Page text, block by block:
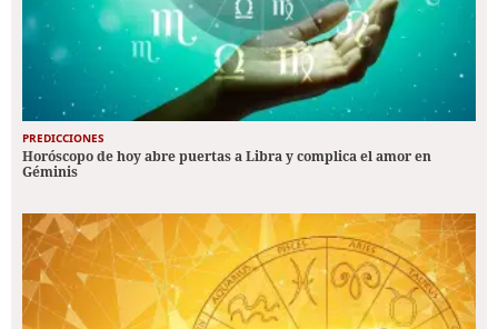
PREDICCIONES
Horóscopo de hoy abre puertas a Libra y complica el amor en
Géminis